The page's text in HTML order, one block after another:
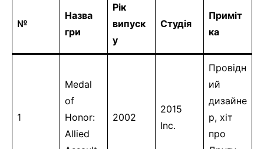
№
Назва
гри
Рік
випуск
у
Студія
Приміт
ка
1
Medal
of
Honor:
Allied
2002
2015
Inc.
Провідн
ий
дизайне
р, хіт
про